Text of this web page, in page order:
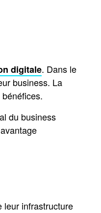
digitale. Dans le
business. La
du business
leur infrastructure